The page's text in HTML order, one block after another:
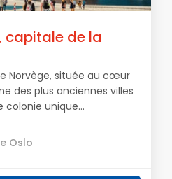
capitale de la
Norvège, située au cœur
des plus anciennes villes
colonie unique...
Oslo